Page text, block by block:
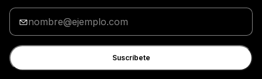
Introduzca
dirección
de
correo
electrónico
Suscríbete